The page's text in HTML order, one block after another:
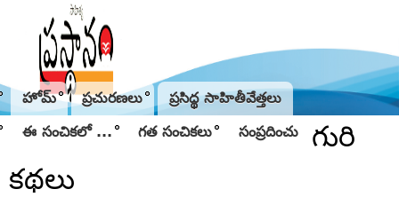
హోమ్ ప్రచురణలు ప్రసిద్థ సాహితీవేత్తలు
ఈ సంచికలో ... గత సంచికలు సంప్రదించు
గురి
కథలు